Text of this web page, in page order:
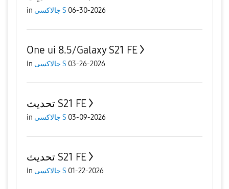
in جالاكسى S 06-30-2026
One ui 8.5/Galaxy S21 FE
in جالاكسى S 03-26-2026
تحديث S21 FE
in جالاكسى S 03-09-2026
تحديث S21 FE
in جالاكسى S 01-22-2026